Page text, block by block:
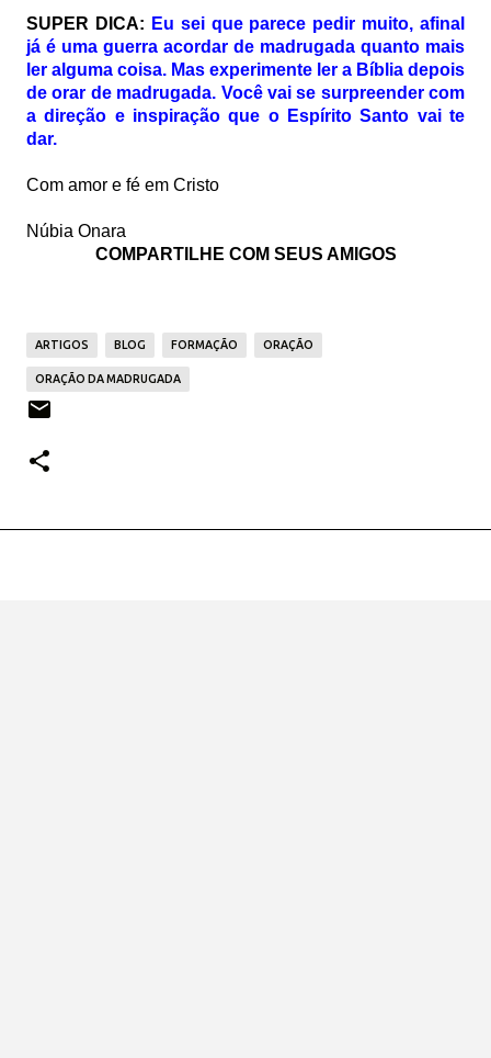
SUPER DICA: Eu sei que parece pedir muito, afinal
já é uma guerra acordar de madrugada quanto mais
ler alguma coisa. Mas experimente ler a Bíblia depois
de orar de madrugada. Você vai se surpreender com
a direção e inspiração que o Espírito Santo vai te
dar.
Com amor e fé em Cristo
Núbia Onara
COMPARTILHE COM SEUS AMIGOS
ARTIGOS BLOG FORMAÇÃO ORAÇÃO
ORAÇÃO DA MADRUGADA